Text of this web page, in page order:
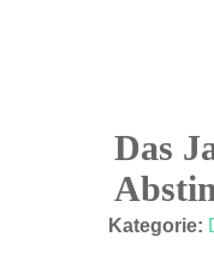
Das
Kategorie: